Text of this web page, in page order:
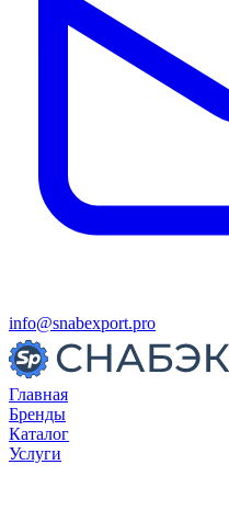
info@snabexport.pro
Главная
Бренды
Каталог
Услуги